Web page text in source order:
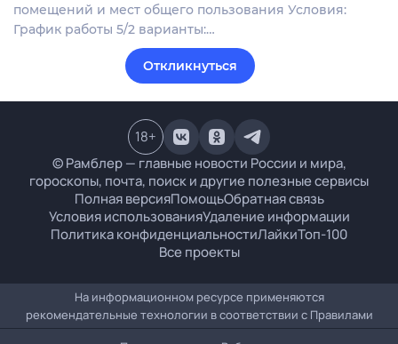
помещений и мест общего пользования Условия:
График работы 5/2 варианты:…
Откликнуться
© Рамблер — главные новости России и мира,
гороскопы, почта, поиск и другие полезные сервисы
Полная версияПомощьОбратная связь
Условия использованияУдаление информации
Политика конфиденциальностиЛайкиТоп-100
Все проекты
18+
На информационном ресурсе применяются
рекомендательные технологии в соответствии с Правилами